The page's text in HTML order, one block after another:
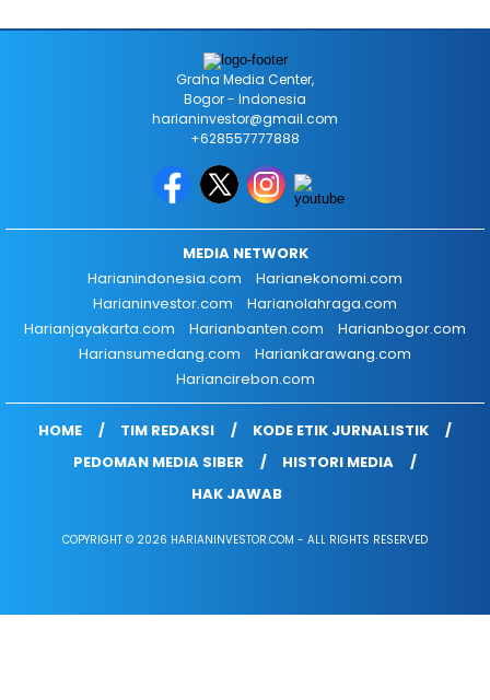
Graha Media Center,
Bogor - Indonesia
harianinvestor@gmail.com
+628557777888
MEDIA NETWORK
Harianindonesia.com
Harianekonomi.com
Harianinvestor.com
Harianolahraga.com
Harianjayakarta.com
Harianbanten.com
Harianbogor.com
Hariansumedang.com
Hariankarawang.com
Hariancirebon.com
HOME TIM REDAKSI
KODE ETIK JURNALISTIK
PEDOMAN MEDIA SIBER
HISTORI MEDIA
HAK JAWAB
COPYRIGHT © 2026 HARIANINVESTOR.COM - ALL RIGHTS RESERVED